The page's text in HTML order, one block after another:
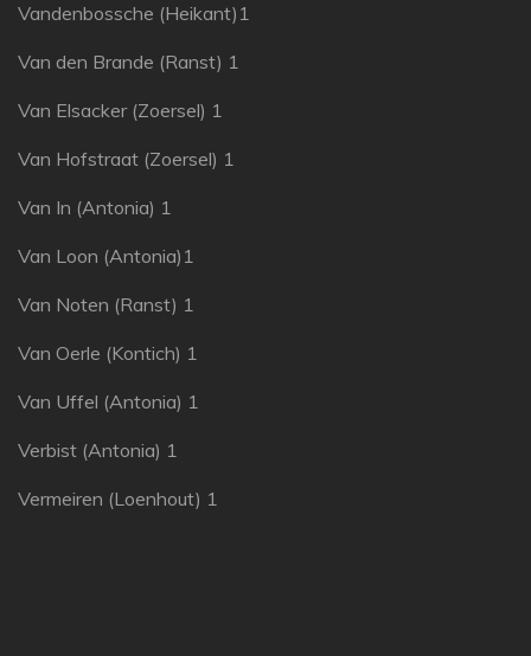
Vandenbossche (Heikant)1
Van den Brande (Ranst) 1
Van Elsacker (Zoersel) 1
Van Hofstraat (Zoersel) 1
Van In (Antonia) 1
Van Loon (Antonia)1
Van Noten (Ranst) 1
Van Oerle (Kontich) 1
Van Uffel (Antonia) 1
Verbist (Antonia) 1
Vermeiren (Loenhout) 1